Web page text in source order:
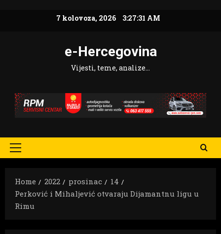
7 kolovoza, 2026 3:27:32 AM
e-Hercegovina
Vijesti, teme, analize…
Primary
Home
2022 prosinac
14
Perković i Mihaljević otvaraju Dijamantnu ligu u
Rimu